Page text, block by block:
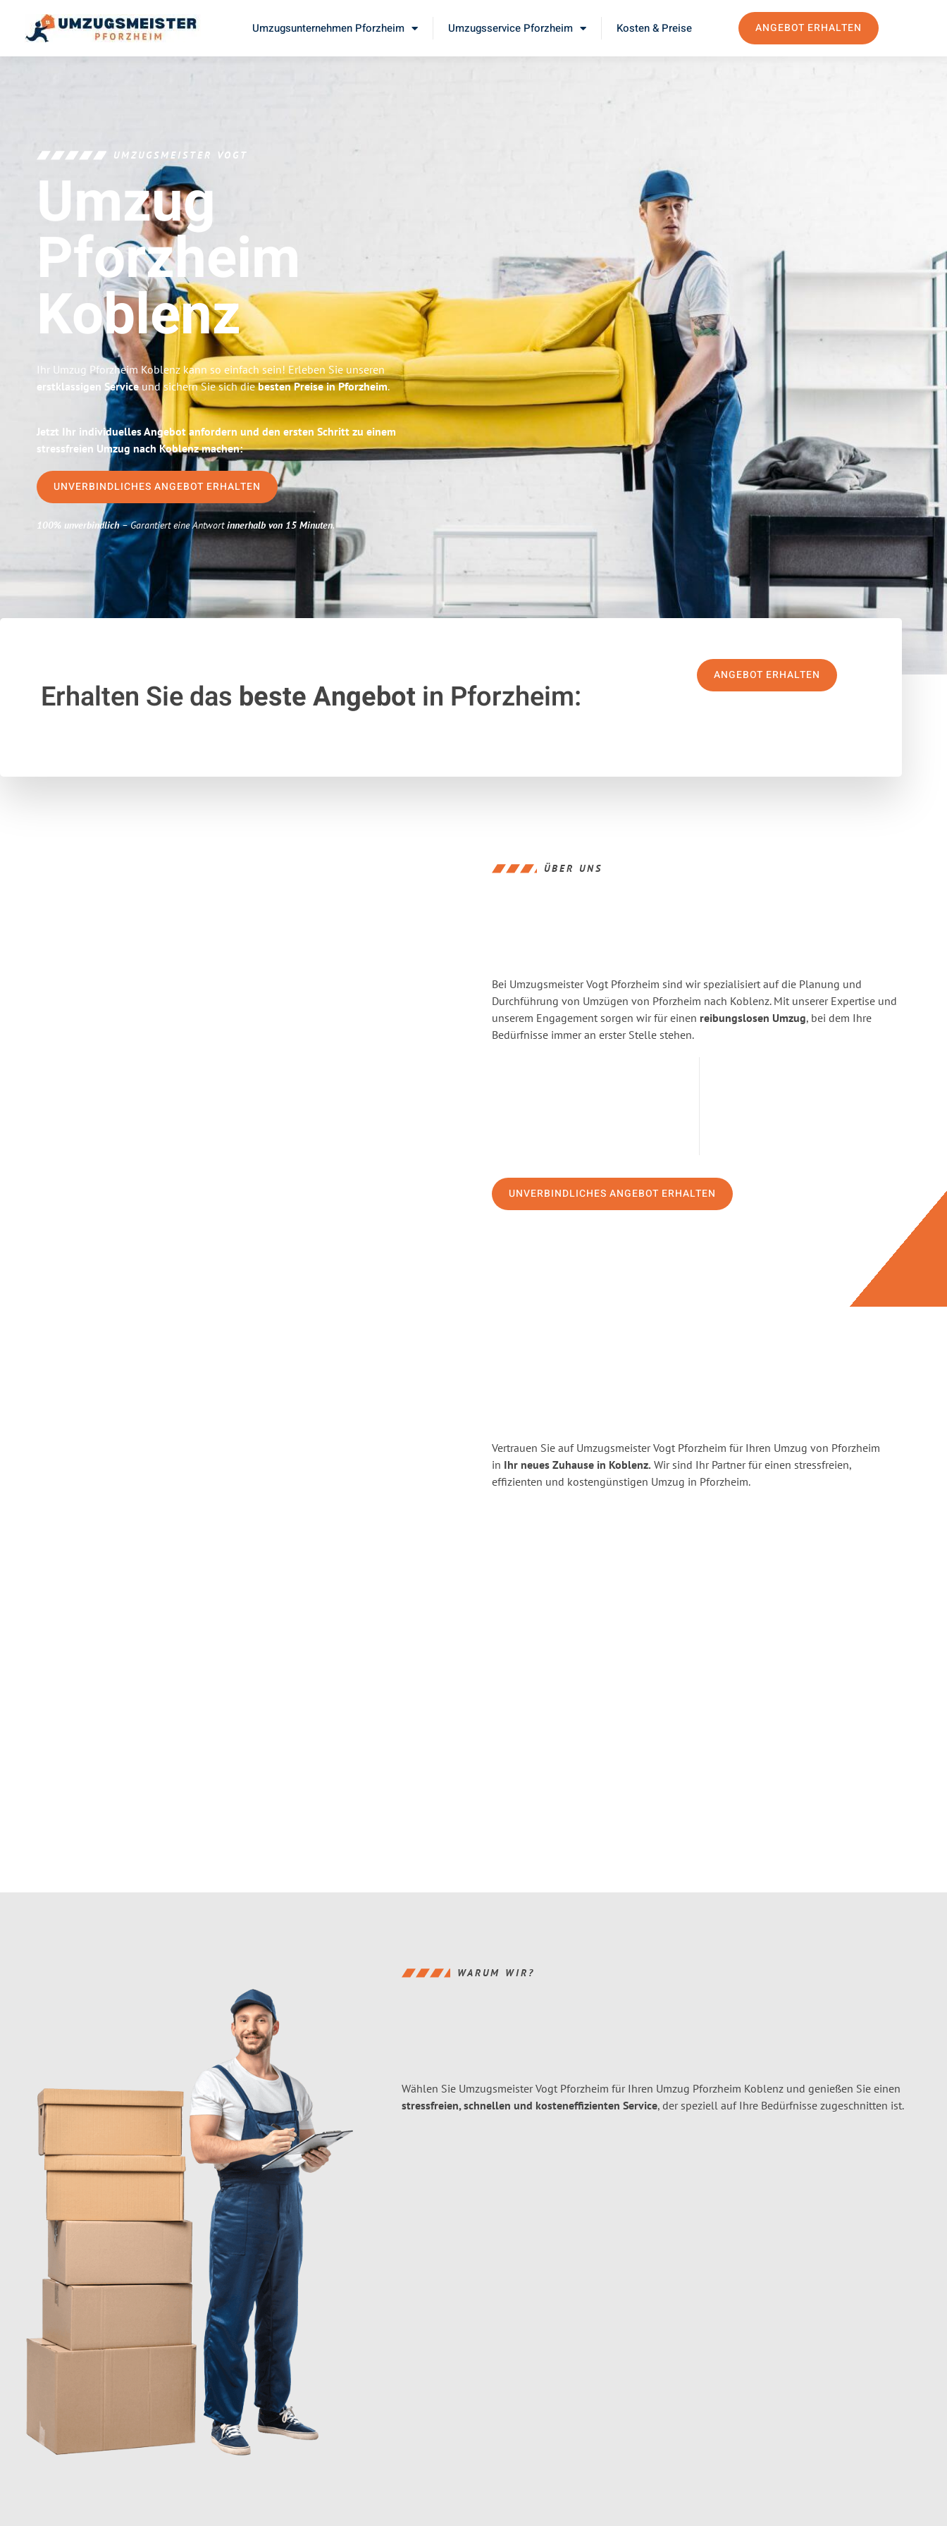
Umzugsunternehmen Pforzheim Umzugsservice Pforzheim Kosten & Preise ANGEBOT ERHALTEN
UMZUGSMEISTER VOGT
Umzug
Pforzheim
Koblenz
Ihr Umzug Pforzheim Koblenz kann so einfach sein! Erleben Sie unseren
erstklassigen Serviceund sichern Sie sich diebesten Preise in Pforzheim.
Jetzt Ihr individuelles Angebot anfordern und den ersten Schritt zu einem
stressfreien Umzug nach Koblenz machen:
UNVERBINDLICHES ANGEBOT ERHALTEN
100% unverbindlich– Garantiert eine Antwortinnerhalb von 15 Minuten.
Erhalten Sie das beste Angebotin Pforzheim:
ANGEBOT ERHALTEN
ÜBER UNS
Bei Umzugsmeister Vogt Pforzheim sind wir spezialisiert auf die Planung und
Durchführung von Umzügen von Pforzheim nach Koblenz. Mit unserer Expertise und
unserem Engagement sorgen wir für einen reibungslosen Umzug, bei dem Ihre
Bedürfnisse immer an erster Stelle stehen.
UNVERBINDLICHES ANGEBOT ERHALTEN
Vertrauen Sie auf Umzugsmeister Vogt Pforzheim für Ihren Umzug von Pforzheim
in Ihr neues Zuhause in Koblenz. Wir sind Ihr Partner für einen stressfreien,
effizienten und kostengünstigen Umzug in Pforzheim.
WARUM WIR?
Wählen Sie Umzugsmeister Vogt Pforzheim für Ihren Umzug Pforzheim Koblenz und genießen Sie einen
stressfreien, schnellen und kosteneffizienten Service, der speziell auf Ihre Bedürfnisse zugeschnitten ist.